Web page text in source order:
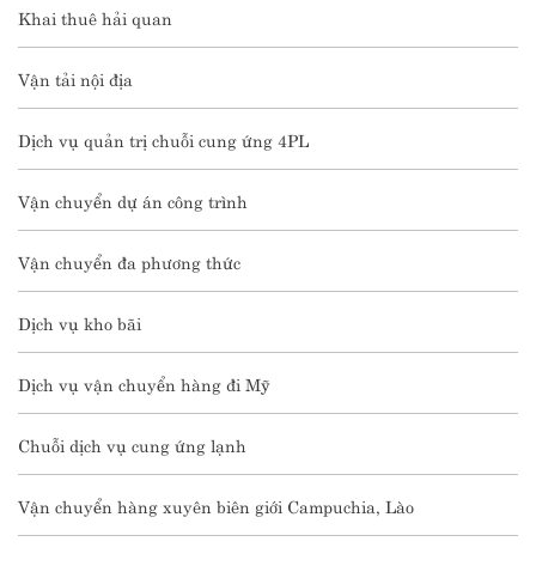
Khai thuê hải quan
Vận tải nội địa
Dịch vụ quản trị chuỗi cung ứng 4PL
Vận chuyển dự án công trình
Vận chuyển đa phương thức
Dịch vụ kho bãi
Dịch vụ vận chuyển hàng đi Mỹ
Chuỗi dịch vụ cung ứng lạnh
Vận chuyển hàng xuyên biên giới Campuchia, Lào